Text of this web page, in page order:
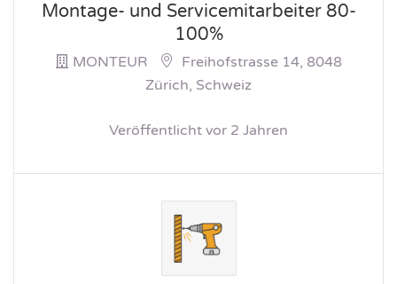
Montage- und Servicemitarbeiter 80-
100%
MONTEUR
Freihofstrasse 14, 8048
Zürich, Schweiz
Veröffentlicht vor 2 Jahren